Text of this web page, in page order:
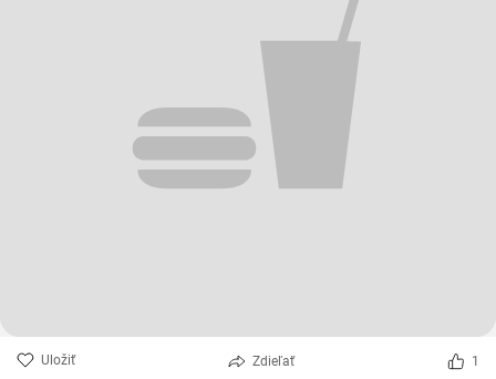
Uložiť Zdieľať 1